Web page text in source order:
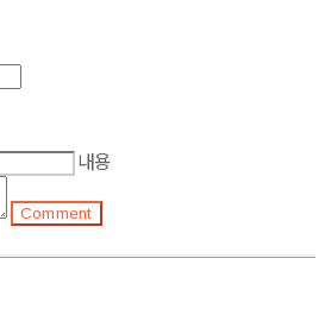
내용
Comment